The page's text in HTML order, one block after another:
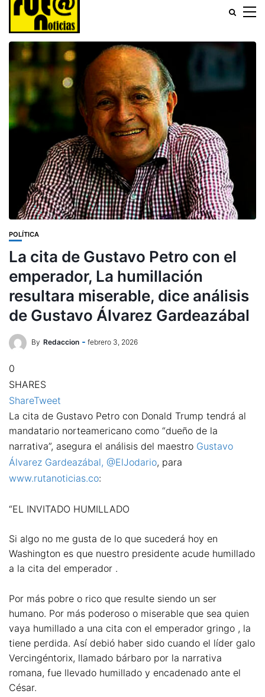
POLÍTICA
La cita de Gustavo Petro con el
emperador, La humillación
resultara miserable, dice análisis
de Gustavo Álvarez Gardeazábal
By Redaccion febrero 3, 2026
0
SHARES
ShareTweet
La cita de Gustavo Petro con Donald Trump tendrá al
mandatario norteamericano como “dueño de la
narrativa”, asegura el análisis del maestro Gustavo
Álvarez Gardeazábal, @ElJodario, para
www.rutanoticias.co:
“EL INVITADO HUMILLADO
Si algo no me gusta de lo que sucederá hoy en
Washington es que nuestro presidente acude humillado
a la cita del emperador .
Por más pobre o rico que resulte siendo un ser
humano. Por más poderoso o miserable que sea quien
vaya humillado a una cita con el emperador gringo , la
tiene perdida. Así debió haber sido cuando el líder galo
Vercingéntorix, llamado bárbaro por la narrativa
romana, fue llevado humillado y encadenado ante el
César.